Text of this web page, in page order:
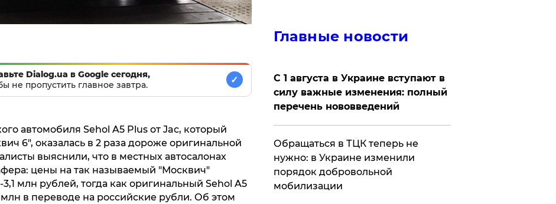
Dialog.ua в Google сегодня,
не пропустить главное завтра.
✓
автомобиля Sehol A5 Plus от Jac, который
6", оказалась в 2 раза дороже оригинальной
выяснили, что в местных автосалонах
цены на так называемый "Москвич"
млн рублей, тогда как оригинальный Sehol A5
млн в переводе на российские рубли. Об этом
Главные новости
С 1 августа в Украине вступают в
силу важные изменения: полный
перечень нововведений
Обращаться в ТЦК теперь не
нужно: в Украине изменили
порядок добровольной
мобилизации